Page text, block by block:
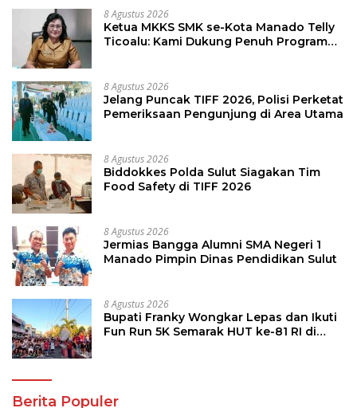
8 Agustus 2026
Ketua MKKS SMK se-Kota Manado Telly
Ticoalu: Kami Dukung Penuh Program
8 Agustus 2026
Jelang Puncak TIFF 2026, Polisi Perketat
Pemeriksaan Pengunjung di Area Utama
8 Agustus 2026
Biddokkes Polda Sulut Siagakan Tim
Food Safety di TIFF 2026
8 Agustus 2026
Jermias Bangga Alumni SMA Negeri 1
Manado Pimpin Dinas Pendidikan Sulut
8 Agustus 2026
Bupati Franky Wongkar Lepas dan Ikuti
Fun Run 5K Semarak HUT ke-81 RI di
Berita Populer